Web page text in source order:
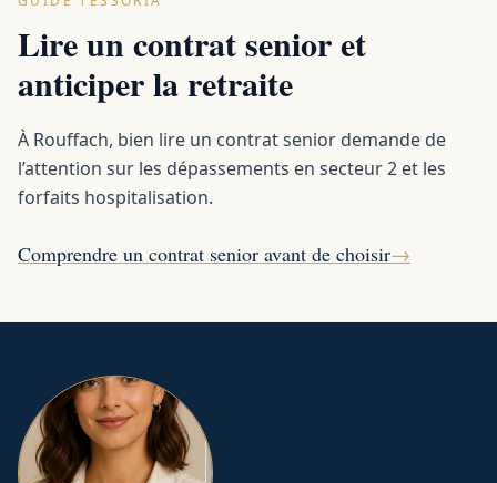
Lire un contrat senior et
anticiper la retraite
À Rouffach, bien lire un contrat senior demande de
l’attention sur les dépassements en secteur 2 et les
forfaits hospitalisation.
Comprendre un contrat senior avant de choisir→